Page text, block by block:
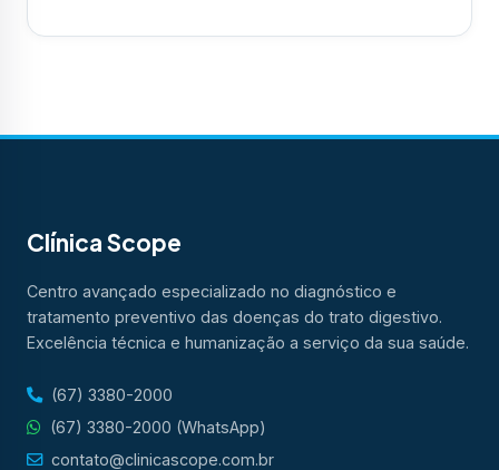
Clínica Scope
Centro avançado especializado no diagnóstico e
tratamento preventivo das doenças do trato digestivo.
Excelência técnica e humanização a serviço da sua saúde.
(67) 3380-2000
(67) 3380-2000 (WhatsApp)
contato@clinicascope.com.br